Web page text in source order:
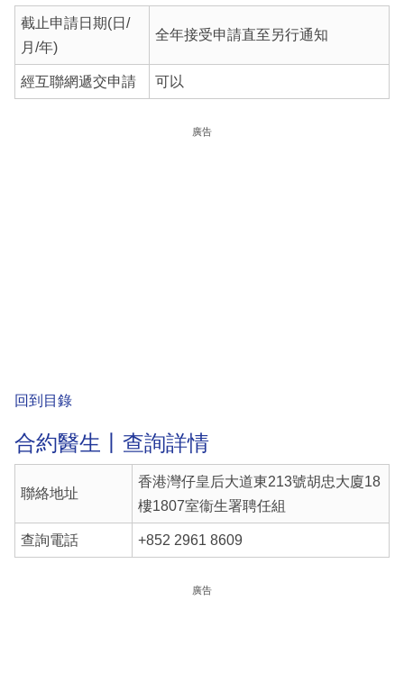
截止申請日期(日/
月/年)
全年接受申請直至另行通知
經互聯網遞交申請 可以
廣告
回到目錄
合約醫生丨查詢詳情
聯絡地址
香港灣仔皇后大道東213號胡忠大廈18
樓1807室衞生署聘任組
查詢電話 +852 2961 8609
廣告